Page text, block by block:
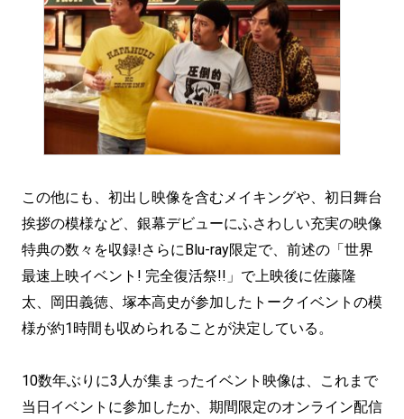
この他にも、初出し映像を含むメイキングや、初日舞台
挨拶の模様など、銀幕デビューにふさわしい充実の映像
特典の数々を収録!さらにBlu-ray限定で、前述の「世界
最速上映イベント! 完全復活祭!!」で上映後に佐藤隆
太、岡田義徳、塚本高史が参加したトークイベントの模
様が約1時間も収められることが決定している。
10数年ぶりに3人が集まったイベント映像は、これまで
当日イベントに参加したか、期間限定のオンライン配信